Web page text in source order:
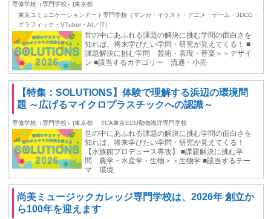
専修学校（専門学校）|東京都
東京コミュニケーションアート専門学校（マンガ・イラスト・アニメ・ゲーム・3DCG・
グラフィック・VTuber・AI／IT）
世の中にあふれる課題の解決に挑む学問の面白さを
知れば、将来学びたい学問・研究が見えてくる！ ■
課題解決に挑む学問 芸術・表現・音楽＞＞デザイ
ン ■該当するカテゴリー 流通・小売
【特集：SOLUTIONS】体験で理解する浜辺の環境問
題 ～広げるマイクロプラスチックへの認識～
専修学校（専門学校）|東京都 TCA東京ECO動物海洋専門学校
世の中にあふれる課題の解決に挑む学問の面白さを
知れば、将来学びたい学問・研究が見えてくる！
【水族館プロデュース専攻】 ■課題解決に挑む学
問 農学・水産学・生物＞＞生物学 ■該当するテー
マ 環境
尚美ミュージックカレッジ専門学校は、2026年 創立か
ら100年を迎えます